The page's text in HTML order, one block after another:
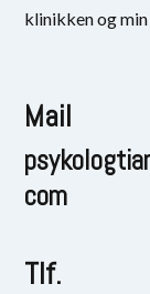
klinikken og
Mail
com
Tlf.